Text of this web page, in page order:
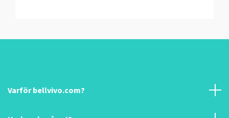
Varför bellvivo.com?